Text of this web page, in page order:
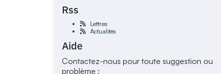
Rss
Lettres
Actualités
Aide
Contactez-nous pour toute suggestion ou
problème :